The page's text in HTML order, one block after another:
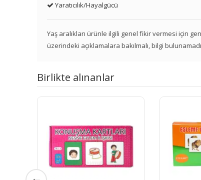
Yaratıcılık/Hayalgücü
Yaş aralıkları ürünle ilgili genel fikir vermesi için
üzerindeki açıklamalara bakılmalı, bilgi
Birlikte alınanlar